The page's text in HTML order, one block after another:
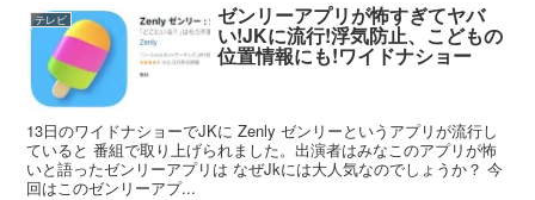
テレビ ゼンリーアプリが怖すぎてヤバ
い!JKに流行!浮気防止、こどもの
位置情報にも!ワイドナショー
13日のワイドナショーでJKに Zenly ゼンリーというアプリが流行し
ていると 番組で取り上げられました。出演者はみなこのアプリが怖
いと語ったゼンリーアプリは なぜJkには大人気なのでしょうか？ 今
回はこのゼンリーアプ...